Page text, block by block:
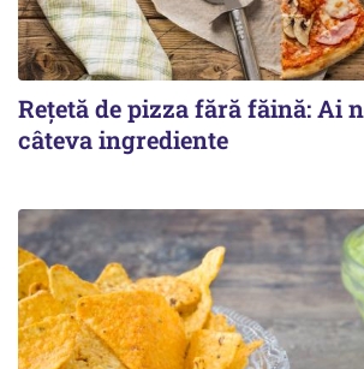
Rețetă de pizza fără făină: Ai
câteva ingrediente